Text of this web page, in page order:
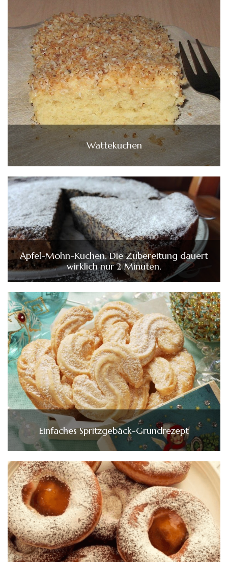
Wattekuchen
Apfel-Mohn-Kuchen. Die Zubereitung dauert
wirklich nur 2 Minuten.
Einfaches Spritzgebäck-Grundrezept